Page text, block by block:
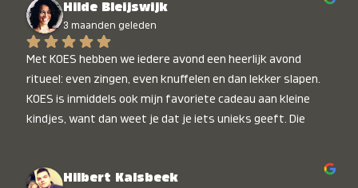
Hilde Bleijswijk
3 maanden geleden
Met KOES hebben we iedere avond een heerlijk avond
ritueel: even zingen, even knuffelen en dan lekker slapen.
KOES is inmiddels ook mijn favoriete cadeau aan kleine
kindjes, want dan weet je dat je iets unieks geeft. Die
Hilbert Kalsbeek